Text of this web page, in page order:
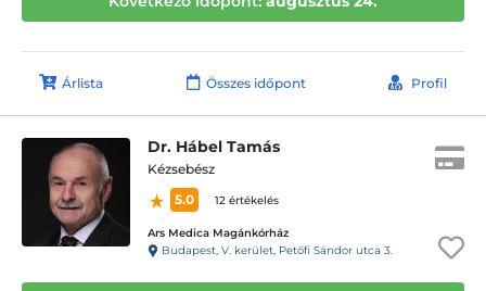
Árlista Összes időpont Profil
Dr. Hábel Tamás
Kézsebész
5.0
12 értékelés
Ars Medica Magánkórház
Budapest, V. kerület, Petőfi Sándor utca 3.